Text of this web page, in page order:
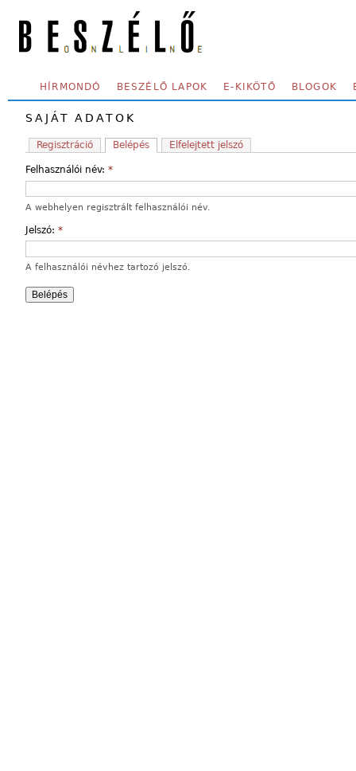
SECONDARY MENU
HÍRMONDÓ BESZÉLŐ LAPOK E-KIKÖTŐ BLOGOK
SAJÁT ADATOK
Regisztráció Belépés Elfelejtett jelszó
Felhasználói név: *
A webhelyen regisztrált felhasználói név.
Jelszó: *
A felhasználói névhez tartozó jelszó.